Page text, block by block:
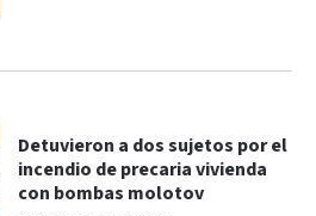
Detuvieron a dos sujetos por el
incendio de precaria vivienda
con bombas molotov